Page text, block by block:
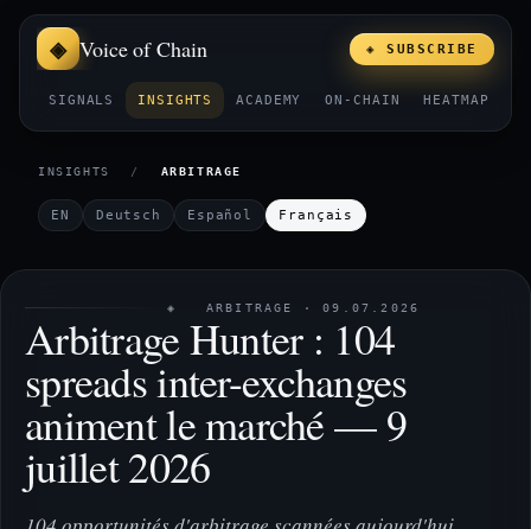
Voice of Chain
SIGNALS INSIGHTS ACADEMY ON-CHAIN HEATMAP
◈ SUBSCRIBE
INSIGHTS / ARBITRAGE
EN Deutsch Español Français
◈ ARBITRAGE · 09.07.2026
Arbitrage Hunter : 104
spreads inter-exchanges
animent le marché — 9
juillet 2026